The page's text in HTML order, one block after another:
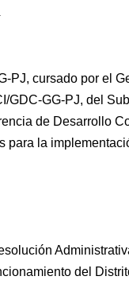
PJ, cursado por el
GDC-GG-PJ, del
de Desarrollo
para la
del